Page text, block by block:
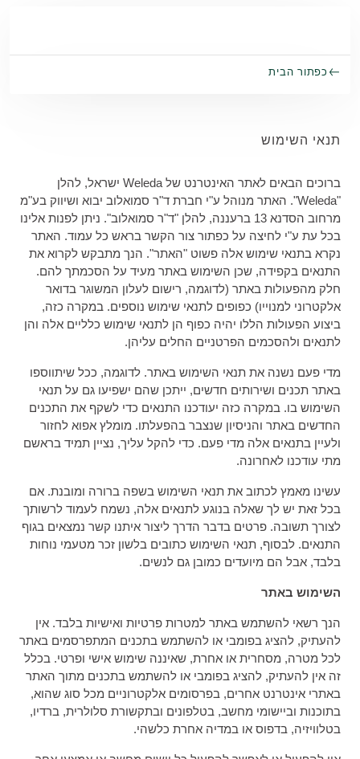
כפתור הבית
תנאי השימוש
ברוכים הבאים לאתר האינטרנט של Weleda ישראל, להלן
"Weleda". האתר מנוהל ע"י חברת ד"ר סמואלוב יבוא ושיווק בע"מ
מרחוב הסדנא 13 ברעננה, להלן "ד"ר סמואלוב". ניתן לפנות אלינו
בכל עת ע"י לחיצה על כפתור צור הקשר בראש כל עמוד. האתר
נקרא בתנאי שימוש אלה פשוט "האתר". הנך מתבקש לקרוא את
התנאים בקפידה, שכן השימוש באתר מעיד על הסכמתך להם.
חלק מהפעולות באתר (לדוגמה, רישום לעלון המשוגר בדואר
אלקטרוני למנוייו) כפופים לתנאי שימוש נוספים. במקרה כזה,
ביצוע הפעולות הללו יהיה כפוף הן לתנאי שימוש כלליים אלה והן
לתנאים ולהסכמים הפרטניים החלים עליהן.
מדי פעם נשנה את תנאי השימוש באתר. לדוגמה, ככל שיתווספו
באתר תכנים ושירותים חדשים, ייתכן שהם ישפיעו גם על תנאי
השימוש בו. במקרה כזה יעודכנו התנאים כדי לשקף את התכנים
החדשים באתר והניסיון שנצבר בהפעלתו. מומלץ אפוא לחזור
ולעיין בתנאים אלה מדי פעם. כדי להקל עליך, נציין תמיד בראשם
מתי עודכנו לאחרונה.
עשינו מאמץ לכתוב את תנאי השימוש בשפה ברורה ומובנת. אם
בכל זאת יש לך שאלה בנוגע לתנאים אלה, נשמח לעמוד לרשותך
לצורך תשובה. פרטים בדבר הדרך ליצור איתנו קשר נמצאים בגוף
התנאים. לבסוף, תנאי השימוש כתובים בלשון זכר מטעמי נוחות
בלבד, אבל הם מיועדים כמובן גם לנשים.
השימוש באתר
הנך רשאי להשתמש באתר למטרות פרטיות ואישיות בלבד. אין
להעתיק, להציג בפומבי או להשתמש בתכנים המתפרסמים באתר
לכל מטרה, מסחרית או אחרת, שאיננה שימוש אישי ופרטי. בכלל
זה אין להעתיק, להציג בפומבי או להשתמש בתכנים מתוך האתר
באתרי אינטרנט אחרים, בפרסומים אלקטרוניים מכל סוג שהוא,
בתוכנות וביישומי מחשב, בטלפונים ובתקשורת סלולרית, ברדיו,
בטלוויזיה, בדפוס או במדיה אחרת כלשהי.